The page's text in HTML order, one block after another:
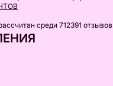
среди 712391 отзывов